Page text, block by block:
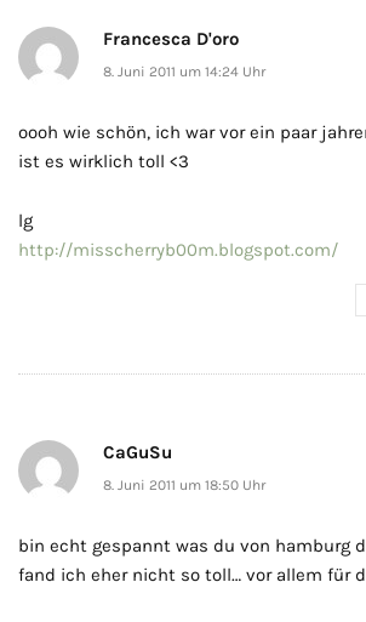
Francesca D'oro
8. Juni 2011 um 14:24 Uhr
oooh wie schön, ich war vor ein paar
ist es wirklich toll <3
lg
http://misscherryb00m.blogspot.com/
CaGuSu
8. Juni 2011 um 18:50 Uhr
bin echt gespannt was du von hamburg
fand ich eher nicht so toll… vor allem für